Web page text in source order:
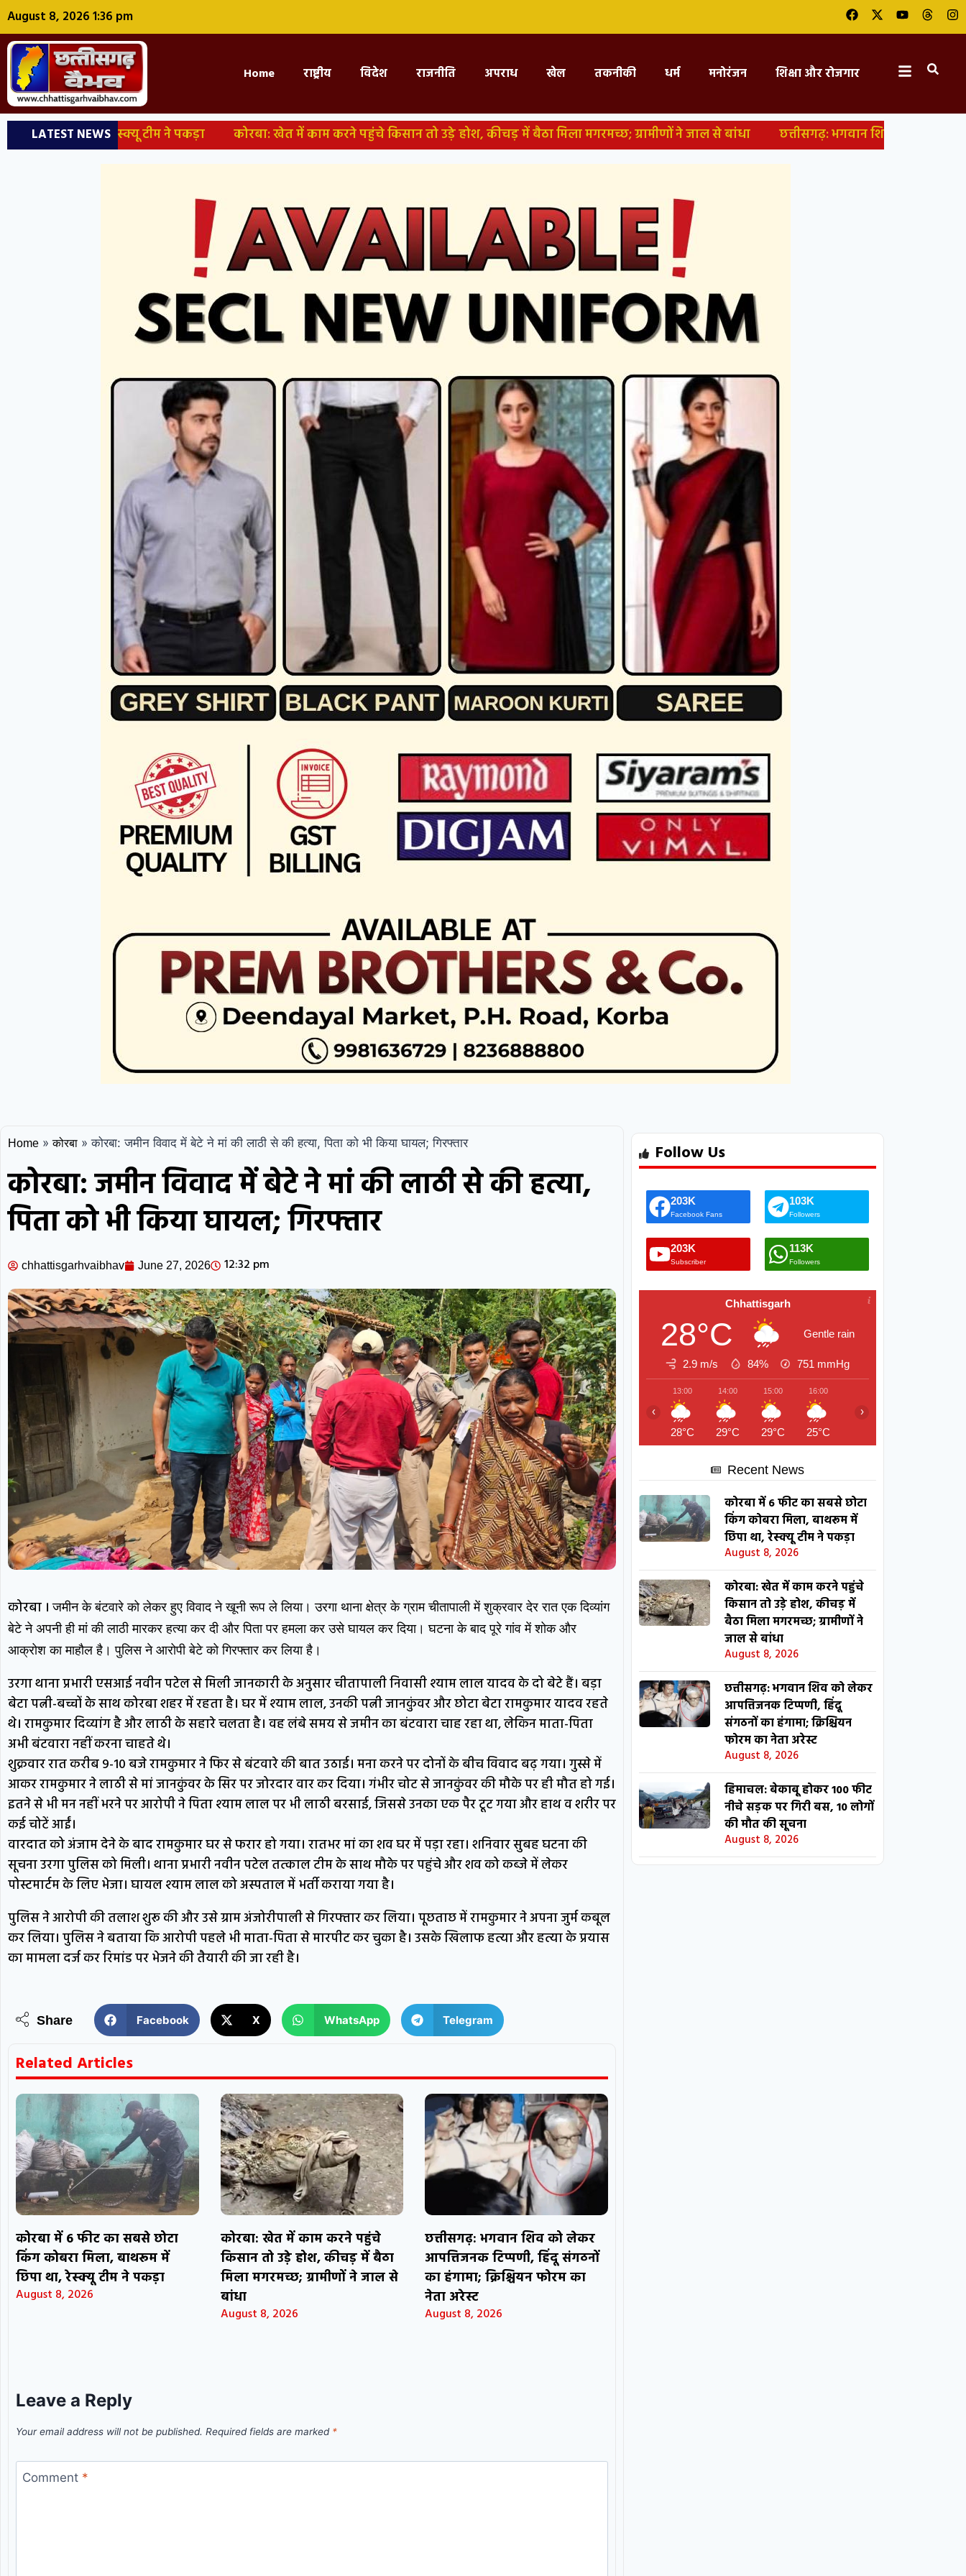
August 8, 2026 1:36 pm
Home राष्ट्रीय विदेश राजनीति अपराध खेल तकनीकी धर्म मनोरंजन शिक्षा और रोजगार
LATEST NEWS
था, रेस्क्यू टीम ने पकड़ा कोरबा: खेत में काम करने पहुंचे किसान तो उड़े होश, कीचड़ में बैठा मिला मगरमच्छ; ग्रामीणों ने जाल से बांधा छत्तीसगढ़: भगवान शिव को लेकर आपत्तिजनक टिप्पणी,
Home » कोरबा » कोरबा: जमीन विवाद में बेटे ने मां की लाठी से की हत्या, पिता को भी किया घायल; गिरफ्तार
कोरबा: जमीन विवाद में बेटे ने मां की लाठी से की हत्या,
पिता को भी किया घायल; गिरफ्तार
chhattisgarhvaibhav June 27, 2026 12:32 pm
कोरबा ।जमीन के बंटवारे को लेकर हुए विवाद ने खूनी रूप ले लिया। उरगा थाना क्षेत्र के ग्राम चीतापाली में शुक्रवार देर रात एक दिव्यांग
बेटे ने अपनी ही मां की लाठी मारकर हत्या कर दी और पिता पर हमला कर उसे घायल कर दिया। घटना के बाद पूरे गांव में शोक और
आक्रोश का माहौल है। पुलिस ने आरोपी बेटे को गिरफ्तार कर लिया है।
उरगा थाना प्रभारी एसआई नवीन पटेल से मिली जानकारी के अनुसार चीतापाली निवासी श्याम लाल यादव के दो बेटे हैं। बड़ा
बेटा पत्नी-बच्चों के साथ कोरबा शहर में रहता है। घर में श्याम लाल, उनकी पत्नी जानकुंवर और छोटा बेटा रामकुमार यादव रहते
थे। रामकुमार दिव्यांग है और लाठी के सहारे चलता है। वह लंबे समय से जमीन का बंटवारा चाह रहा था, लेकिन माता-पिता
अभी बंटवारा नहीं करना चाहते थे।
शुक्रवार रात करीब 9-10 बजे रामकुमार ने फिर से बंटवारे की बात उठाई। मना करने पर दोनों के बीच विवाद बढ़ गया। गुस्से में
आकर रामकुमार ने लाठी से मां जानकुंवर के सिर पर जोरदार वार कर दिया। गंभीर चोट से जानकुंवर की मौके पर ही मौत हो गई।
इतने से भी मन नहीं भरने पर आरोपी ने पिता श्याम लाल पर भी लाठी बरसाई, जिससे उनका एक पैर टूट गया और हाथ व शरीर पर
कई चोटें आईं।
वारदात को अंजाम देने के बाद रामकुमार घर से फरार हो गया। रातभर मां का शव घर में पड़ा रहा। शनिवार सुबह घटना की
सूचना उरगा पुलिस को मिली। थाना प्रभारी नवीन पटेल तत्काल टीम के साथ मौके पर पहुंचे और शव को कब्जे में लेकर
पोस्टमार्टम के लिए भेजा। घायल श्याम लाल को अस्पताल में भर्ती कराया गया है।
पुलिस ने आरोपी की तलाश शुरू की और उसे ग्राम अंजोरीपाली से गिरफ्तार कर लिया। पूछताछ में रामकुमार ने अपना जुर्म कबूल
कर लिया। पुलिस ने बताया कि आरोपी पहले भी माता-पिता से मारपीट कर चुका है। उसके खिलाफ हत्या और हत्या के प्रयास
का मामला दर्ज कर रिमांड पर भेजने की तैयारी की जा रही है।
Share Facebook X WhatsApp Telegram
Related Articles
कोरबा में 6 फीट का सबसे छोटा
किंग कोबरा मिला, बाथरूम में
छिपा था, रेस्क्यू टीम ने पकड़ा
August 8, 2026
कोरबा: खेत में काम करने पहुंचे
किसान तो उड़े होश, कीचड़ में बैठा
मिला मगरमच्छ; ग्रामीणों ने जाल से
बांधा
August 8, 2026
छत्तीसगढ़: भगवान शिव को लेकर
आपत्तिजनक टिप्पणी, हिंदू संगठनों
का हंगामा; क्रिश्चियन फोरम का
नेता अरेस्ट
August 8, 2026
Leave a Reply
Your email address will not be published. Required fields are marked *
Comment *
Follow Us
203K
Facebook Fans
103K
Followers
203K
Subscriber
113K
Followers
Chhattisgarh
28°C Gentle rain
2.9 m/s 84% 751 mmHg
13:00
28°C
14:00
29°C
15:00
29°C
16:00
25°C
‹ ›
Recent News
कोरबा में 6 फीट का सबसे छोटा
किंग कोबरा मिला, बाथरूम में
छिपा था, रेस्क्यू टीम ने पकड़ा
August 8, 2026
कोरबा: खेत में काम करने पहुंचे
किसान तो उड़े होश, कीचड़ में
बैठा मिला मगरमच्छ; ग्रामीणों ने
जाल से बांधा
August 8, 2026
छत्तीसगढ़: भगवान शिव को लेकर
आपत्तिजनक टिप्पणी, हिंदू
संगठनों का हंगामा; क्रिश्चियन
फोरम का नेता अरेस्ट
August 8, 2026
हिमाचल: बेकाबू होकर 100 फीट
नीचे सड़क पर गिरी बस, 10 लोगों
की मौत की सूचना
August 8, 2026